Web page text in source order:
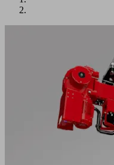
Déplacement